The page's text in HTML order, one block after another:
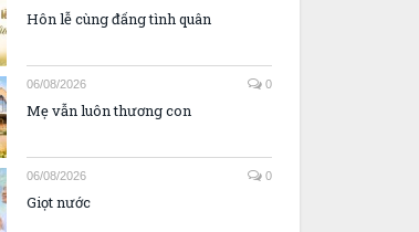
Hôn lễ cùng đấng tình quân
06/08/2026 0
Mẹ vẫn luôn thương con
06/08/2026 0
Giọt nước